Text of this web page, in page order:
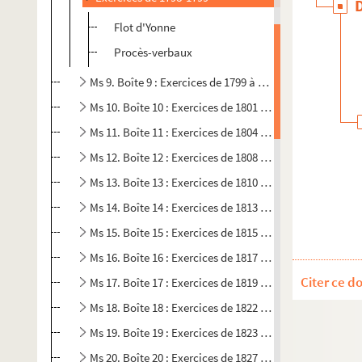
Flot d'Yonne
Procès-verbaux
Ms 9. Boîte 9 : Exercices de 1799 à 1801
Ms 10. Boîte 10 : Exercices de 1801 à 1804
Ms 11. Boîte 11 : Exercices de 1804 à 1808
Ms 12. Boîte 12 : Exercices de 1808 à 1810
Ms 13. Boîte 13 : Exercices de 1810 à 1813
Ms 14. Boîte 14 : Exercices de 1813 à 1815
Ms 15. Boîte 15 : Exercices de 1815 à 1817
Ms 16. Boîte 16 : Exercices de 1817 à 1819
Ms 17. Boîte 17 : Exercices de 1819 à 1822
Ms 18. Boîte 18 : Exercices de 1822 à 1823
Ms 19. Boîte 19 : Exercices de 1823 à 1827
Ms 20. Boîte 20 : Exercices de 1827 à 1829
Citer ce